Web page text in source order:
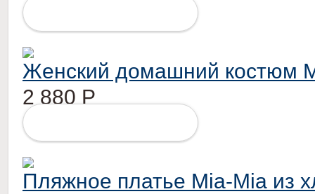
Женский домашний костюм
2 880 Р
Пляжное платье Mia-Mia из